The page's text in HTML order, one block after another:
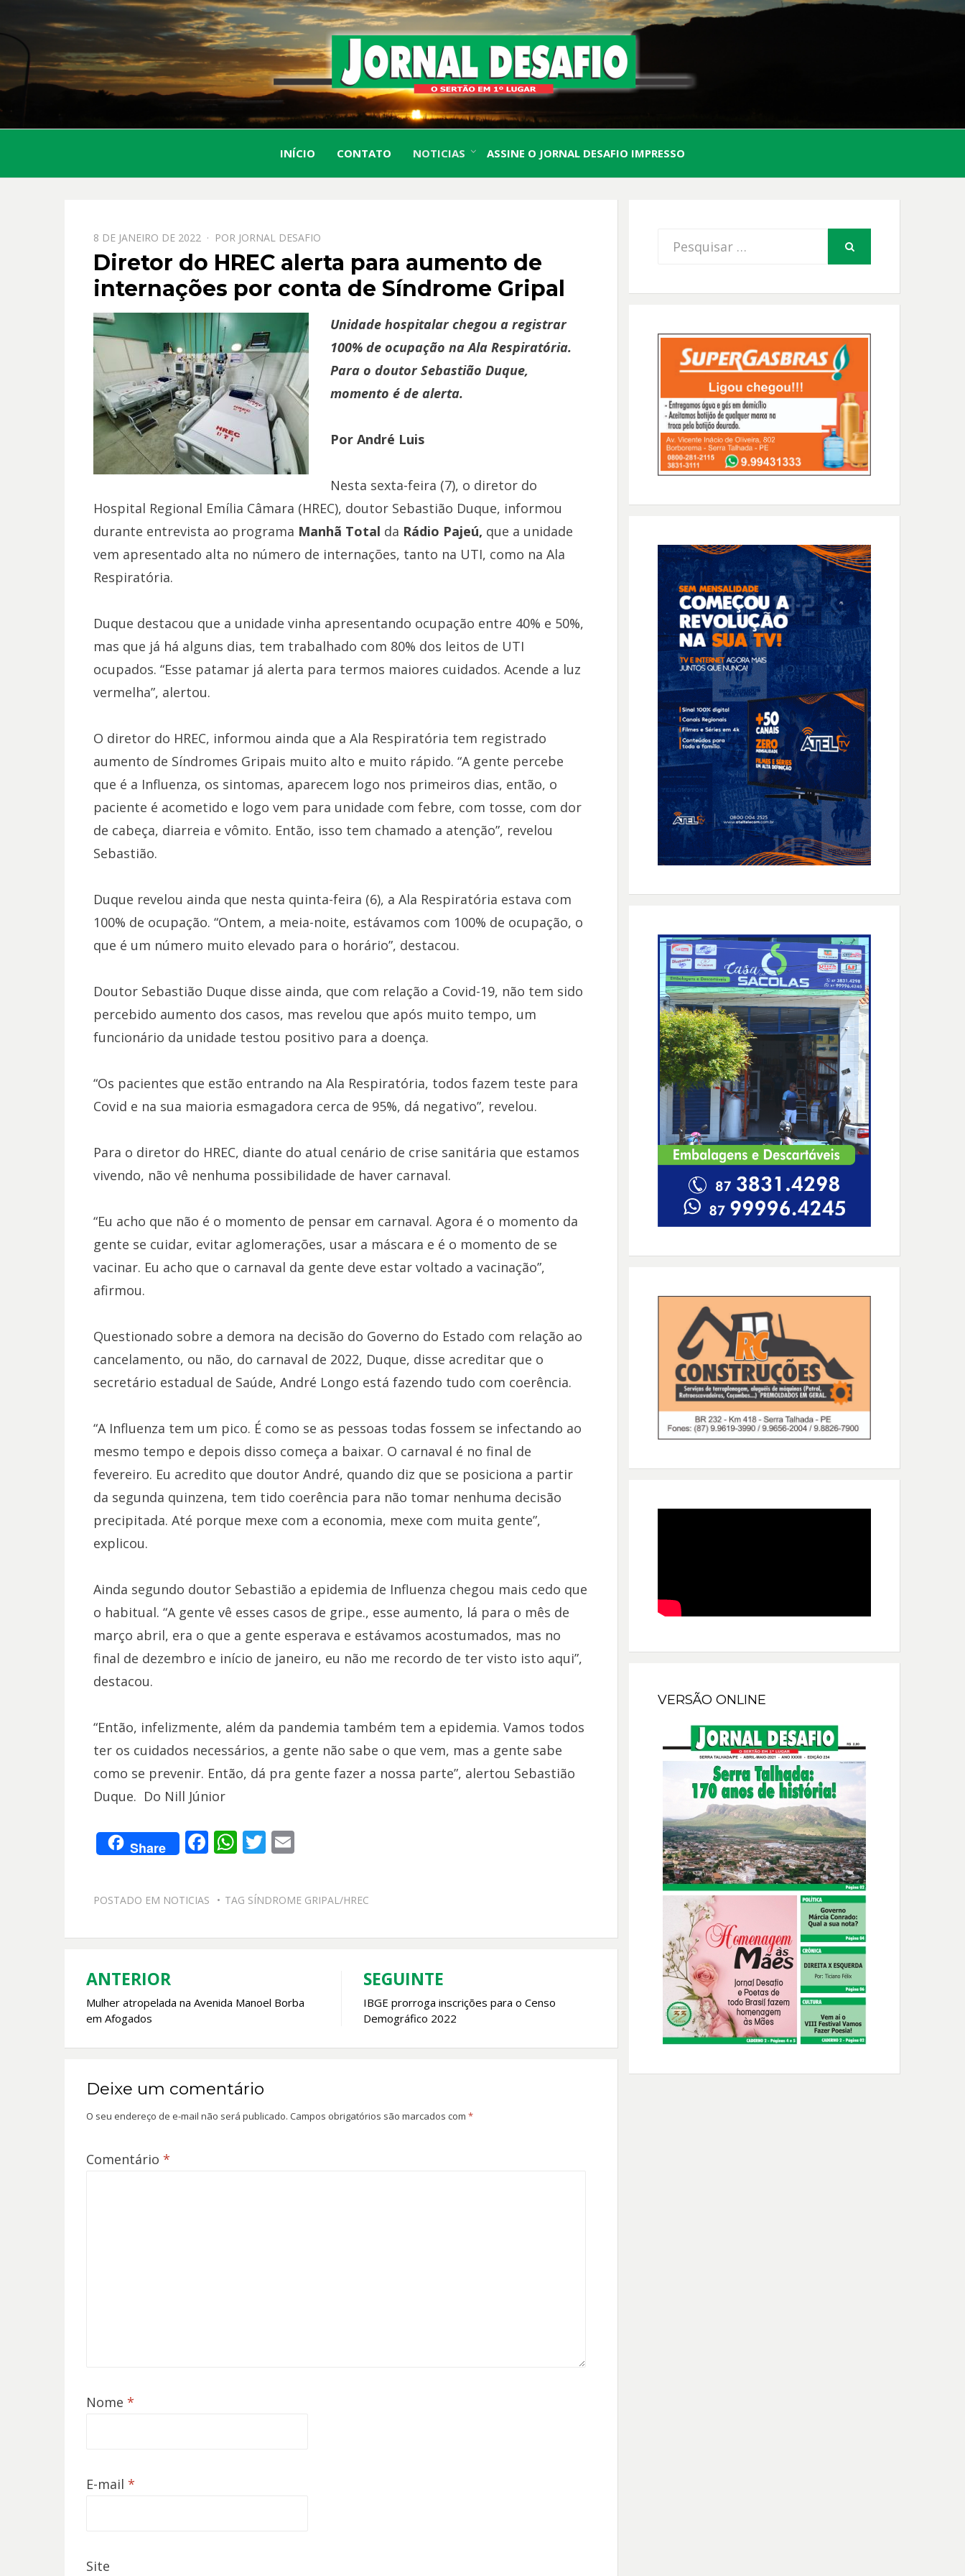
JORNAL
DESAFIO
O Sertão em 1º Lugar
INÍCIO CONTATO NOTICIAS ASSINE O JORNAL DESAFIO IMPRESSO
PPOSTADO
EM
8 DE JANEIRO DE 2022 POR JORNAL DESAFIO
Diretor do HREC alerta para aumento de
internações por conta de Síndrome Gripal
Unidade hospitalar chegou a registrar
100% de ocupação na Ala Respiratória.
Para o doutor Sebastião Duque,
momento é de alerta.
Por André Luis
Nesta sexta-feira (7), o diretor do
Hospital Regional Emília Câmara (HREC), doutor Sebastião Duque, informou
durante entrevista ao programa Manhã Total da Rádio Pajeú, que a unidade
vem apresentado alta no número de internações, tanto na UTI, como na Ala
Respiratória.
Duque destacou que a unidade vinha apresentando ocupação entre 40% e 50%,
mas que já há alguns dias, tem trabalhado com 80% dos leitos de UTI
ocupados. “Esse patamar já alerta para termos maiores cuidados. Acende a luz
vermelha”, alertou.
O diretor do HREC, informou ainda que a Ala Respiratória tem registrado
aumento de Síndromes Gripais muito alto e muito rápido. “A gente percebe
que é a Influenza, os sintomas, aparecem logo nos primeiros dias, então, o
paciente é acometido e logo vem para unidade com febre, com tosse, com dor
de cabeça, diarreia e vômito. Então, isso tem chamado a atenção”, revelou
Sebastião.
Duque revelou ainda que nesta quinta-feira (6), a Ala Respiratória estava com
100% de ocupação. “Ontem, a meia-noite, estávamos com 100% de ocupação, o
que é um número muito elevado para o horário”, destacou.
Doutor Sebastião Duque disse ainda, que com relação a Covid-19, não tem sido
percebido aumento dos casos, mas revelou que após muito tempo, um
funcionário da unidade testou positivo para a doença.
“Os pacientes que estão entrando na Ala Respiratória, todos fazem teste para
Covid e na sua maioria esmagadora cerca de 95%, dá negativo”, revelou.
Para o diretor do HREC, diante do atual cenário de crise sanitária que estamos
vivendo, não vê nenhuma possibilidade de haver carnaval.
“Eu acho que não é o momento de pensar em carnaval. Agora é o momento da
gente se cuidar, evitar aglomerações, usar a máscara e é o momento de se
vacinar. Eu acho que o carnaval da gente deve estar voltado a vacinação”,
afirmou.
Questionado sobre a demora na decisão do Governo do Estado com relação ao
cancelamento, ou não, do carnaval de 2022, Duque, disse acreditar que o
secretário estadual de Saúde, André Longo está fazendo tudo com coerência.
“A Influenza tem um pico. É como se as pessoas todas fossem se infectando ao
mesmo tempo e depois disso começa a baixar. O carnaval é no final de
fevereiro. Eu acredito que doutor André, quando diz que se posiciona a partir
da segunda quinzena, tem tido coerência para não tomar nenhuma decisão
precipitada. Até porque mexe com a economia, mexe com muita gente”,
explicou.
Ainda segundo doutor Sebastião a epidemia de Influenza chegou mais cedo que
o habitual. “A gente vê esses casos de gripe., esse aumento, lá para o mês de
março abril, era o que a gente esperava e estávamos acostumados, mas no
final de dezembro e início de janeiro, eu não me recordo de ter visto isto aqui”,
destacou.
“Então, infelizmente, além da pandemia também tem a epidemia. Vamos todos
ter os cuidados necessários, a gente não sabe o que vem, mas a gente sabe
como se prevenir. Então, dá pra gente fazer a nossa parte”, alertou Sebastião
Duque. Do Nill Júnior
Share F
b
o
W
at
s
A
T
er
E
l
POSTADO EM NOTICIAS TAG SÍNDROME GRIPAL/HREC
Navegação
de
ANTERIOR
Mulher atropelada na Avenida Manoel Borba
em Afogados
SEGUINTE
IBGE prorroga inscrições para o Censo
Demográfico 2022
Deixe um comentário
O seu endereço de e-mail não será publicado. Campos obrigatórios são marcados com *
Comentário *
Nome *
E-mail *
Site
Procurar
VERSÃO ONLINE